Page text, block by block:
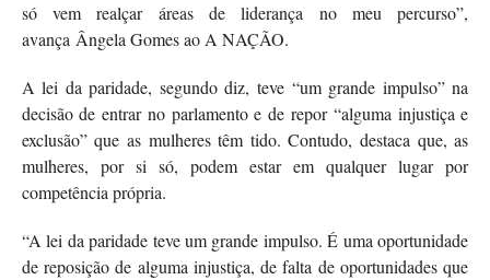
só vem realçar áreas de liderança no meu percurso”,
avança Ângela Gomes ao A NAÇÃO.
A lei da paridade, segundo diz, teve “um grande impulso” na
decisão de entrar no parlamento e de repor “alguma injustiça e
exclusão” que as mulheres têm tido. Contudo, destaca que, as
mulheres, por si só, podem estar em qualquer lugar por
competência própria.
“A lei da paridade teve um grande impulso. É uma oportunidade
de reposição de alguma injustiça, de falta de oportunidades que